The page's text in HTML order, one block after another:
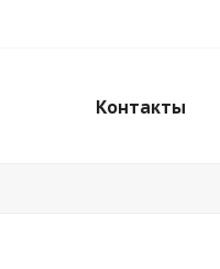
Контакты